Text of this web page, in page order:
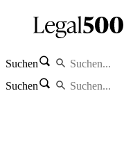
Suchen
Suchen